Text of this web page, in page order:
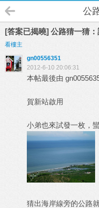
公
[答案已揭曉] 公路猜一猜
看樓主
gn00556351
2012-6-10 20:06:31
本帖最後由
賀新站啟用
小弟也來試發一枚，
猜出海岸線旁的公路